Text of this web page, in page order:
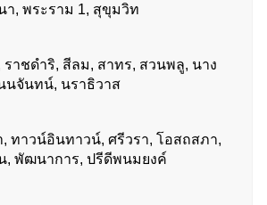
า, พระราม 1, สุขุมวิท
ราชดำริ, สีลม, สาทร, สวนพลู, นาง
นจันทน์, นราธิวาส
, ทาวน์อินทาวน์, ศรีวรา, โอสถสภา,
, พัฒนาการ, ปรีดีพนมยงค์